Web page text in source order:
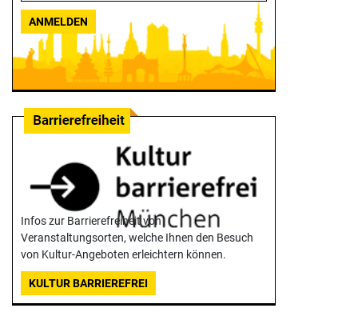
ANMELDEN
Infos zur Barrierefreiheit von
Veranstaltungsorten, welche Ihnen den Besuch
von Kultur-Angeboten erleichtern können.
KULTUR BARRIEREFREI